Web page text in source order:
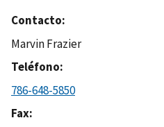
Contacto
Marvin Frazier
Teléfono
786-648-5850
Fax